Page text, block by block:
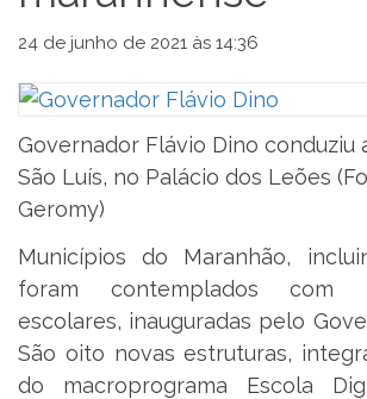
24 de junho de 2021 às 14:36
Governador Flávio Dino conduziu
São Luís, no Palácio dos Leões
Geromy)
Municípios do Maranhão,
foram contemplados com
escolares, inauguradas pelo
São oito novas estruturas,
do macroprograma Escola